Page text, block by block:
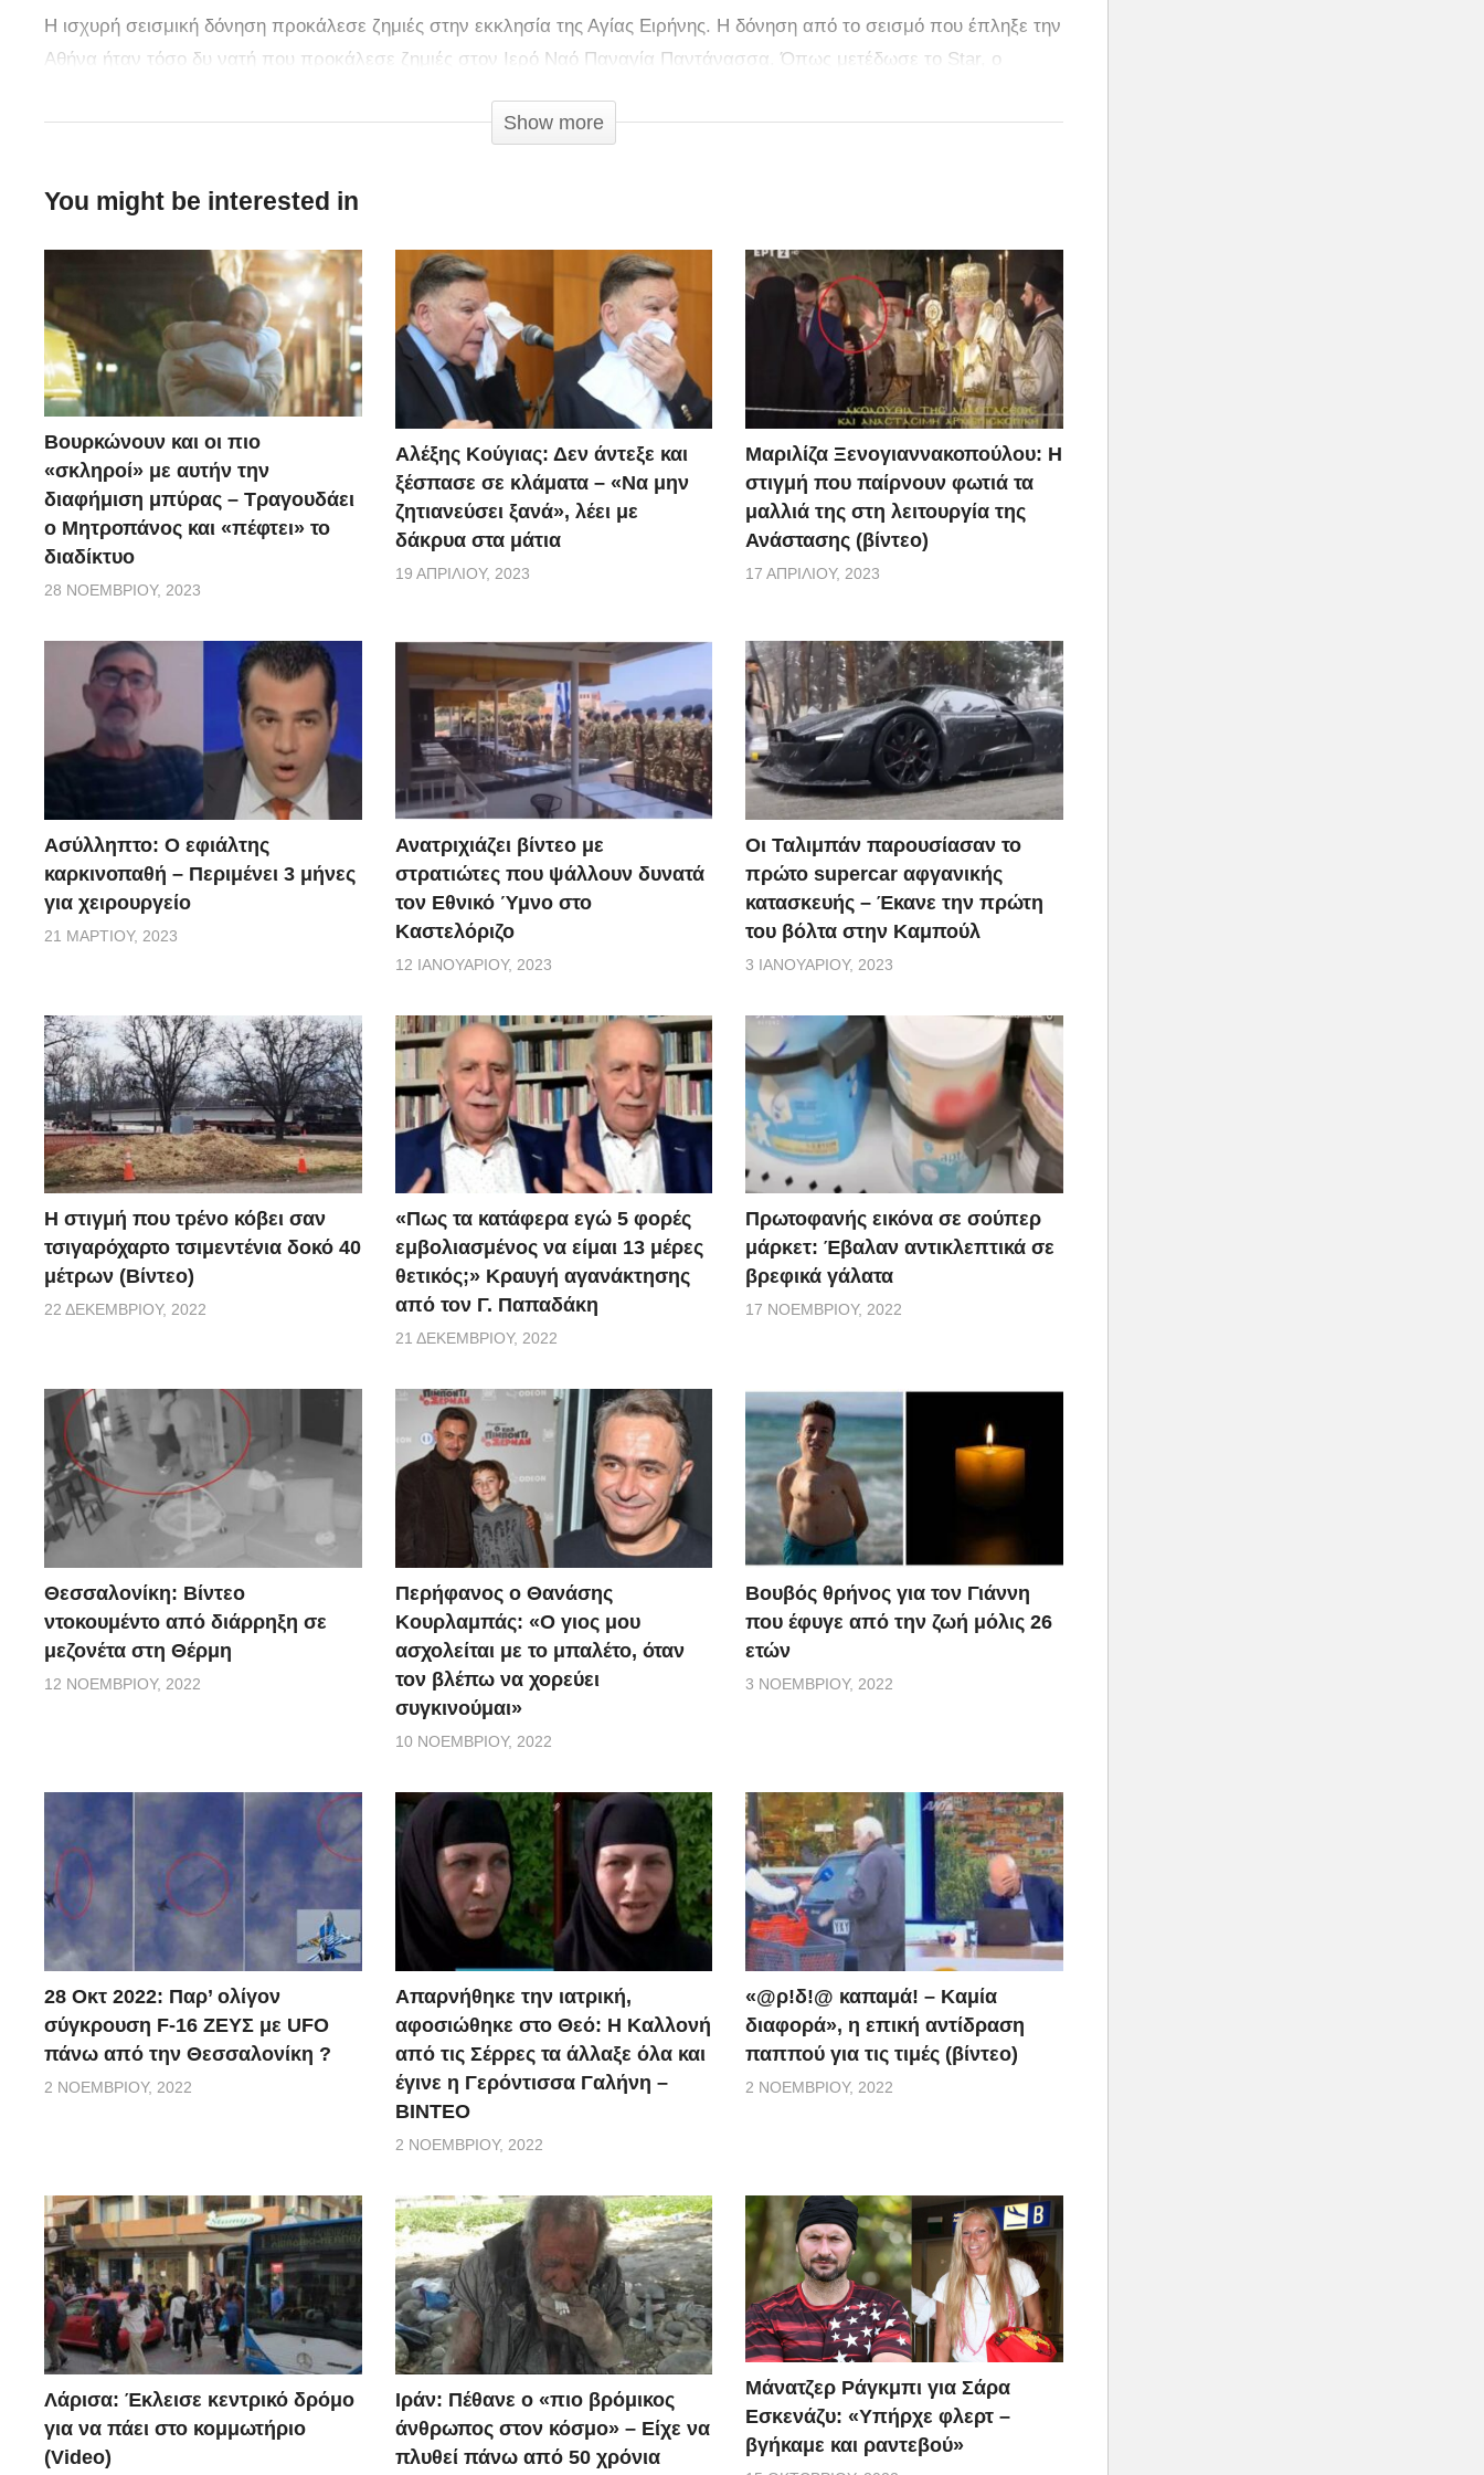
Η ισχυρή σεισμική δόνηση προκάλεσε ζημιές στην εκκλησία της Αγίας Ειρήνης. Η δόνηση από το σεισμό που έπληξε την
Αθήνα ήταν τόσο δυ νατή που προκάλεσε ζημιές στον Ιερό Ναό Παναγία Παντάνασσα. Όπως μετέδωσε το Star, ο
Show more
You might be interested in
Βουρκώνουν και οι πιο
«σκληροί» με αυτήν την
διαφήμιση μπύρας – Τραγουδάει
ο Μητροπάνος και «πέφτει» το
διαδίκτυο
28 ΝΟΕΜΒΡΊΟΥ, 2023
Αλέξης Κούγιας: Δεν άντεξε και
ξέσπασε σε κλάματα – «Να μην
ζητιανεύσει ξανά», λέει με
δάκρυα στα μάτια
19 ΑΠΡΙΛΊΟΥ, 2023
Μαριλίζα Ξενογιαννακοπούλου: Η
στιγμή που παίρνουν φωτιά τα
μαλλιά της στη λειτουργία της
Ανάστασης (βίντεο)
17 ΑΠΡΙΛΊΟΥ, 2023
Ασύλληπτο: Ο εφιάλτης
καρκινοπαθή – Περιμένει 3 μήνες
για χειρουργείο
21 ΜΑΡΤΊΟΥ, 2023
Ανατριχιάζει βίντεο με
στρατιώτες που ψάλλουν δυνατά
τον Εθνικό Ύμνο στο
Καστελόριζο
12 ΙΑΝΟΥΑΡΊΟΥ, 2023
Οι Ταλιμπάν παρουσίασαν το
πρώτο supercar αφγανικής
κατασκευής – Έκανε την πρώτη
του βόλτα στην Καμπούλ
3 ΙΑΝΟΥΑΡΊΟΥ, 2023
H στιγμή που τρένο κόβει σαν
τσιγαρόχαρτο τσιμεντένια δοκό 40
μέτρων (Βίντεο)
22 ΔΕΚΕΜΒΡΊΟΥ, 2022
«Πως τα κατάφερα εγώ 5 φορές
εμβoλιασμένος να είμαι 13 μέρες
θετικός;» Κραυγή αγανάκτησης
από τον Γ. Παπαδάκη
21 ΔΕΚΕΜΒΡΊΟΥ, 2022
Πρωτοφανής εικόνα σε σούπερ
μάρκετ: Έβαλαν αντικλεπτικά σε
βρεφικά γάλατα
17 ΝΟΕΜΒΡΊΟΥ, 2022
Θεσσαλονίκη: Βίντεο
ντοκουμέντο από διάρρηξη σε
μεζονέτα στη Θέρμη
12 ΝΟΕΜΒΡΊΟΥ, 2022
Περήφανος ο Θανάσης
Κουρλαμπάς: «Ο γιος μου
ασχολείται με το μπαλέτο, όταν
τον βλέπω να χορεύει
συγκινούμαι»
10 ΝΟΕΜΒΡΊΟΥ, 2022
Βουβός θρήνος για τον Γιάννη
που έφυγε από την ζωή μόλις 26
ετών
3 ΝΟΕΜΒΡΊΟΥ, 2022
28 Οκτ 2022: Παρ’ ολίγον
σύγκρουση F-16 ΖΕΥΣ με UFO
πάνω από την Θεσσαλονίκη ?
2 ΝΟΕΜΒΡΊΟΥ, 2022
Απαρνήθηκε την ιατρική,
αφοσιώθηκε στο Θεό: Η Καλλονή
από τις Σέρρες τα άλλαξε όλα και
έγινε η Γερόντισσα Γαλήνη –
ΒΙΝΤΕΟ
2 ΝΟΕΜΒΡΊΟΥ, 2022
«@ρ!δ!@ καπαμά! – Καμία
διαφορά», η επική αντίδραση
παππού για τις τιμές (βίντεο)
2 ΝΟΕΜΒΡΊΟΥ, 2022
Λάρισα: Έκλεισε κεντρικό δρόμο
για να πάει στο κομμωτήριο
(Video)
Ιράν: Πέθανε ο «πιο βρόμικος
άνθρωπος στον κόσμο» – Είχε να
πλυθεί πάνω από 50 χρόνια
Μάνατζερ Ράγκμπι για Σάρα
Εσκενάζυ: «Υπήρχε φλερτ –
βγήκαμε και ραντεβού»